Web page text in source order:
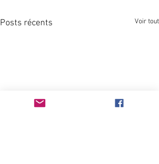
Posts récents Voir tout